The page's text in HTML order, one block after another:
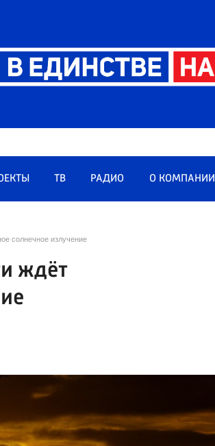
ТВ РАДИО О КОМПАНИИ
солнечное излучение
ждёт